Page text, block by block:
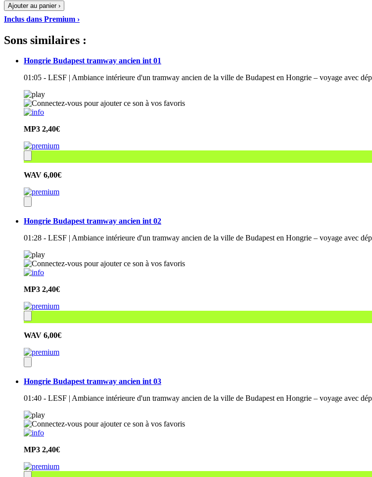
Ajouter au panier ›
Inclus dans Premium ›
Sons similaires :
Hongrie Budapest tramway ancien int 01
01:05 - LESF | Ambiance intérieure d'un tramway ancien de la ville de Budapest en Hongrie – voyage avec
MP3 2,40€
WAV 6,00€
Hongrie Budapest tramway ancien int 02
01:28 - LESF | Ambiance intérieure d'un tramway ancien de la ville de Budapest en Hongrie – voyage avec
MP3 2,40€
WAV 6,00€
Hongrie Budapest tramway ancien int 03
01:40 - LESF | Ambiance intérieure d'un tramway ancien de la ville de Budapest en Hongrie – voyage avec
MP3 2,40€